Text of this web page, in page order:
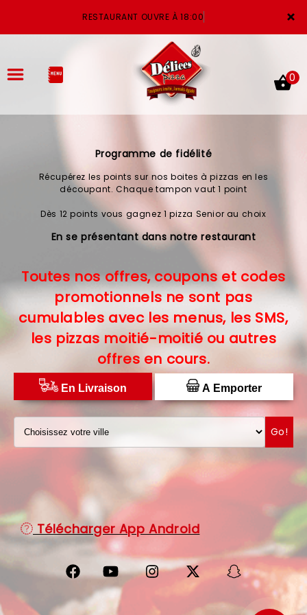
×
RESTAURANT OUVRE À 18:00
LA CARTE
VOTRE COMPTE
VOS AVIS
MENTIONS LÉGALES
C.G.V
PROTECTION DES DONNÉES
DISTRIBUTEUR DE PIZZAS
0
Programme de fidélité
Récupérez les points sur nos boites à pizzas en les
découpant. Chaque tampon vaut 1 point
Dès 12 points vous gagnez 1 pizza Senior au choix
En se présentant dans notre restaurant
Toutes nos offres, coupons et codes
promotionnels ne sont pas
cumulables avec les menus, les SMS,
les pizzas moitié-moitié ou autres
offres en cours.
En Livraison A Emporter
Go!
Télécharger App Android